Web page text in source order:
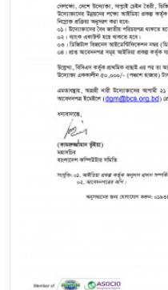
September 19, 2022